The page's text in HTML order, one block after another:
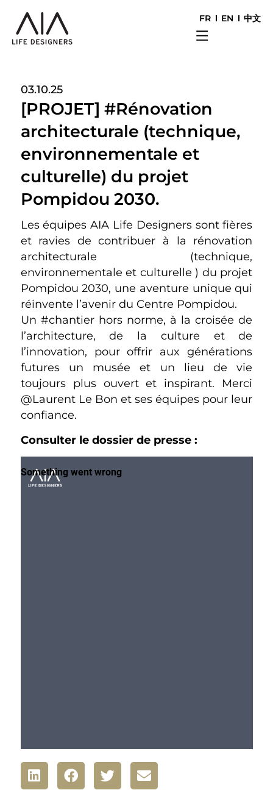
FR EN 中文
03.10.25
[PROJET] #Rénovation
architecturale (technique,
environnementale et
culturelle) du projet
Pompidou 2030.
Les équipes AIA Life Designers sont fières
et ravies de contribuer à la rénovation
architecturale (technique,
environnementale et culturelle ) du projet
Pompidou 2030, une aventure unique qui
réinvente l’avenir du Centre Pompidou.
Un #chantier hors norme, à la croisée de
l’architecture, de la culture et de
l’innovation, pour offrir aux générations
futures un musée et un lieu de vie
toujours plus ouvert et inspirant. Merci
@Laurent Le Bon et ses équipes pour leur
confiance.
Consulter le dossier de presse :